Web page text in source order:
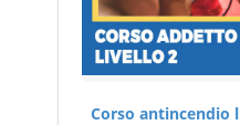
Corso antincendio